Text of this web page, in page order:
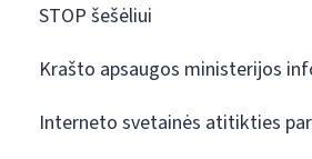
STOP šešėliui
Krašto apsaugos ministerijos
Interneto svetainės atitikties